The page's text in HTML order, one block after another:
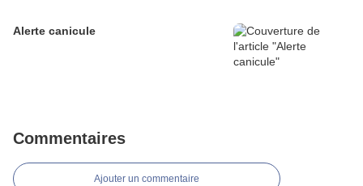
Alerte canicule
Commentaires
Ajouter un commentaire